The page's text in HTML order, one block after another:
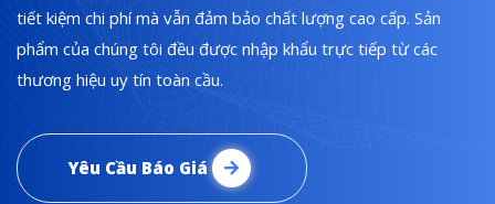
tiết kiệm chi phí mà vẫn đảm bảo chất lượng cao cấp. Sản
phẩm của chúng tôi đều được nhập khẩu trực tiếp từ các
thương hiệu uy tín toàn cầu.
Yêu Cầu Báo Giá